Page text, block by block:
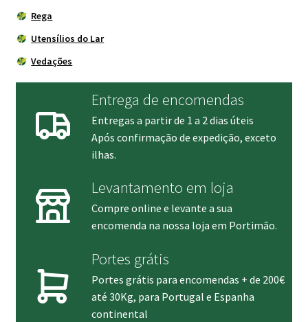
Rega
Utensílios do Lar
Vedações
Entrega de encomendas
Entregas a partir de 1 a 2 dias úteis
Após confirmação de expedição, exceto
ilhas.
Levantamento em loja
Compre online e levante a sua
encomenda na nossa loja em Portimão.
Portes grátis
Portes grátis para encomendas + de 200€
até 30Kg, para Portugal e Espanha
continental